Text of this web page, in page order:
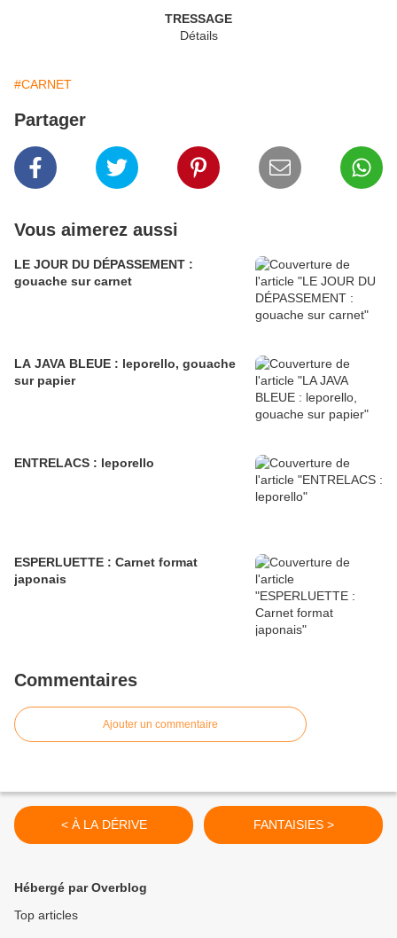
TRESSAGE
Détails
#CARNET
Partager
Vous aimerez aussi
LE JOUR DU DÉPASSEMENT :
gouache sur carnet
LA JAVA BLEUE : leporello, gouache
sur papier
ENTRELACS : leporello
ESPERLUETTE : Carnet format
japonais
Commentaires
Ajouter un commentaire
< À LA DÉRIVE FANTAISIES >
Hébergé par Overblog
Top articles